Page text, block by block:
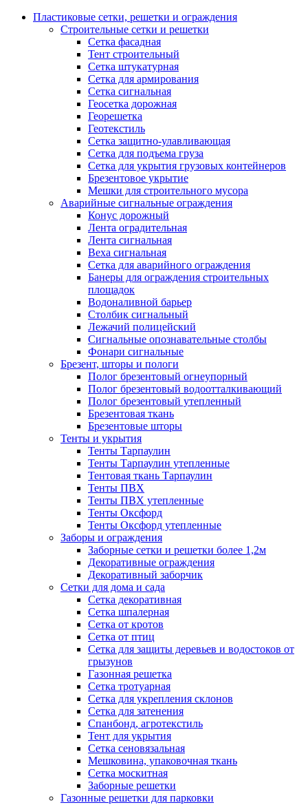
Пластиковые сетки, решетки и ограждения
Строительные сетки и решетки
Сетка фасадная
Тент строительный
Сетка штукатурная
Сетка для армирования
Сетка сигнальная
Геосетка дорожная
Георешетка
Геотекстиль
Сетка защитно-улавливающая
Сетка для подъема груза
Сетка для укрытия грузовых контейнеров
Брезентовое укрытие
Мешки для строительного мусора
Аварийные сигнальные ограждения
Конус дорожный
Лента оградительная
Лента сигнальная
Веха сигнальная
Сетка для аварийного ограждения
Банеры для ограждения строительных
площадок
Водоналивной барьер
Столбик сигнальный
Лежачий полицейский
Сигнальные опознавательные столбы
Фонари сигнальные
Брезент, шторы и пологи
Полог брезентовый огнеупорный
Полог брезентовый водоотталкивающий
Полог брезентовый утепленный
Брезентовая ткань
Брезентовые шторы
Тенты и укрытия
Тенты Тарпаулин
Тенты Тарпаулин утепленные
Тентовая ткань Тарпаулин
Тенты ПВХ
Тенты ПВХ утепленные
Тенты Оксфорд
Тенты Оксфорд утепленные
Заборы и ограждения
Заборные сетки и решетки более 1,2м
Декоративные ограждения
Декоративный заборчик
Сетки для дома и сада
Сетка декоративная
Сетка шпалерная
Сетка от кротов
Сетка от птиц
Сетка для защиты деревьев и водостоков от
грызунов
Газонная решетка
Сетка тротуарная
Сетка для укрепления склонов
Сетка для затенения
Спанбонд, агротекстиль
Тент для укрытия
Сетка сеновязальная
Мешковина, упаковочная ткань
Сетка москитная
Заборные решетки
Газонные решетки для парковки